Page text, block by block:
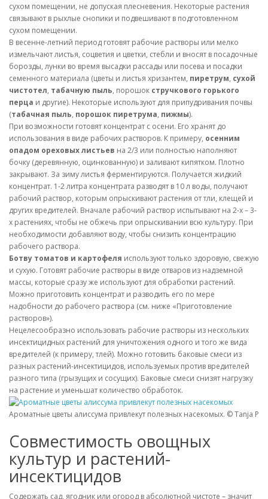
сухом помещении, не допуская плесневения. Некоторые растения
связывают в рыхлые снопики и подвешивают в подготовленном
сухом помещении.
В весенне-летний период готовят рабочие растворы или мелко
измельчают листья, соцветия и цветки, стебли и вносят в посадочные
борозды, лунки во время высадки рассады или посева и посадки
семенного материала (цветы и листья хризантем, пиретрум, сухой
чистотел, табачную пыль, порошок стручкового горького
перца и другие). Некоторые используют для припудривания почвы
(табачная пыль, порошок пиретрума, пижмы).
При возможности готовят концентрат с осени. Его хранят до
использования в виде рабочих растворов. К примеру, осенним
опадом ореховых листьев на 2/3 или полностью наполняют
бочку (деревянную, оцинкованную) и заливают кипятком. Плотно
закрывают. За зиму листья ферментируются. Получается жидкий
концентрат. 1-2 литра концентрата разводят в 10 л воды, получают
рабочий раствор, которым опрыскивают растения от тли, клещей и
других вредителей. Вначале рабочий раствор испытывают на 2-х – 3-
х растениях, чтобы не обжечь при опрыскивании всю культуру. При
необходимости добавляют воду, чтобы снизить концентрацию
рабочего раствора.
Ботву томатов и картофеля используют только здоровую, свежую
и сухую. Готовят рабочие растворы в виде отваров из надземной
массы, которые сразу же используют для обработки растений.
Можно приготовить концентрат и разводить его по мере
надобности до рабочего раствора (см. ниже «Приготовление
растворов»).
Нецелесообразно использовать рабочие растворы из нескольких
инсектицидных растений для уничтожения одного и того же вида
вредителей (к примеру, тлей). Можно готовить баковые смеси из
разных растений-инсектицидов, используемых против вредителей
разного типа (грызущих и сосущих). Баковые смеси снизят нагрузку
на растение и уменьшат количество обработок.
Ароматные цветы алиссума привлекут полезных насекомых. © Tanja
Совместимость овощных
культур и растений-
инсектицидов
Содержать сад, ягодник или огород в абсолютной чистоте – значит